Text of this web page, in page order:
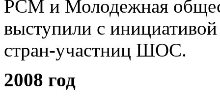
РСМ и Молодежная
выступили с
стран-участниц ШОС.
2008 год